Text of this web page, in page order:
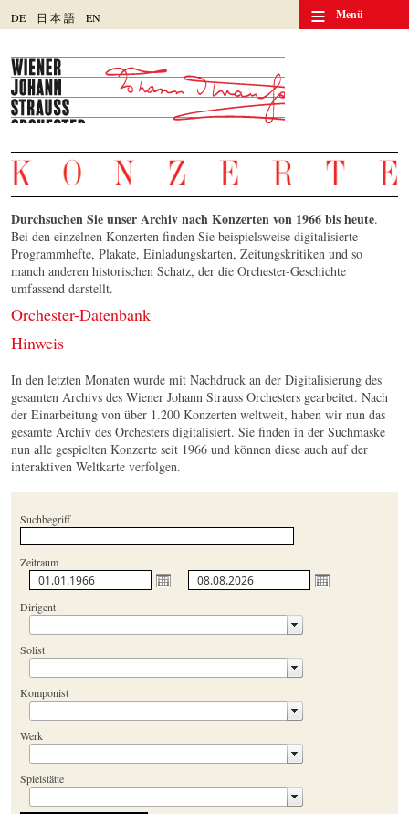
DE 日 本語 EN ≡ Menü
Durchsuchen Sie unser Archiv nach Konzerten von 1966 bis heute.
Bei den einzelnen Konzerten finden Sie beispielsweise digitalisierte
Programmhefte, Plakate, Einladungskarten, Zeitungskritiken und so
manch anderen historischen Schatz, der die Orchester-Geschichte
umfassend darstellt.
Orchester-Datenbank
Hinweis
In den letzten Monaten wurde mit Nachdruck an der Digitalisierung des
gesamten Archivs des Wiener Johann Strauss Orchesters gearbeitet. Nach
der Einarbeitung von über 1.200 Konzerten weltweit, haben wir nun das
gesamte Archiv des Orchesters digitalisiert. Sie finden in der Suchmaske
nun alle gespielten Konzerte seit 1966 und können diese auch auf der
interaktiven Weltkarte verfolgen.
Suchbegriff
Zeitraum
Dirigent
Solist
Komponist
Werk
Spielstätte